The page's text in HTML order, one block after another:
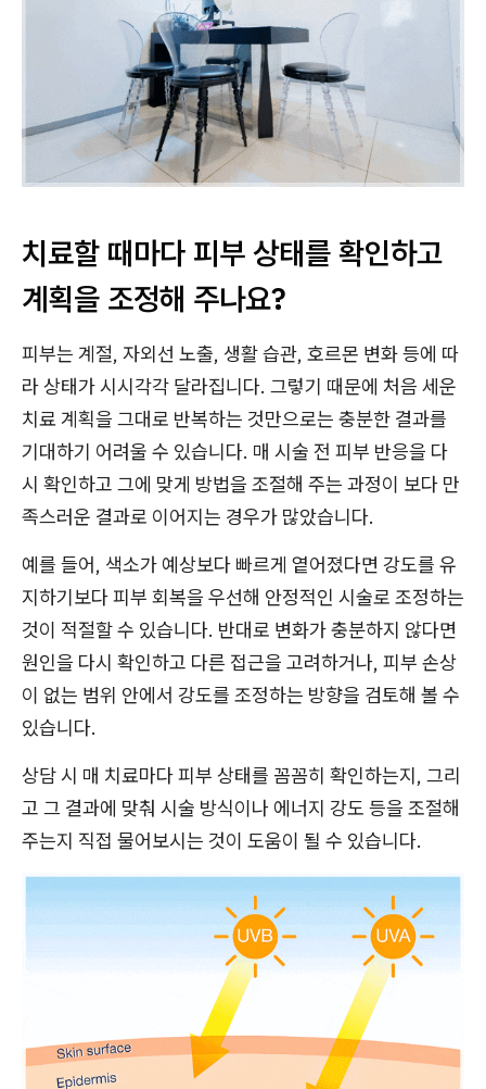
치료할 때마다 피부 상태를 확인하고
계획을 조정해 주나요?
피부는 계절, 자외선 노출, 생활 습관, 호르몬 변화 등에 따
라 상태가 시시각각 달라집니다. 그렇기 때문에 처음 세운
치료 계획을 그대로 반복하는 것만으로는 충분한 결과를
기대하기 어려울 수 있습니다. 매 시술 전 피부 반응을 다
시 확인하고 그에 맞게 방법을 조절해 주는 과정이 보다 만
족스러운 결과로 이어지는 경우가 많았습니다.
예를 들어, 색소가 예상보다 빠르게 옅어졌다면 강도를 유
지하기보다 피부 회복을 우선해 안정적인 시술로 조정하는
것이 적절할 수 있습니다. 반대로 변화가 충분하지 않다면
원인을 다시 확인하고 다른 접근을 고려하거나, 피부 손상
이 없는 범위 안에서 강도를 조정하는 방향을 검토해 볼 수
있습니다.
상담 시 매 치료마다 피부 상태를 꼼꼼히 확인하는지, 그리
고 그 결과에 맞춰 시술 방식이나 에너지 강도 등을 조절해
주는지 직접 물어보시는 것이 도움이 될 수 있습니다.